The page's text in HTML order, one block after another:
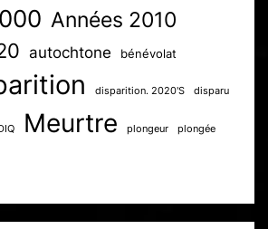
Années 2010
autochtone bénévolat
disparition. 2020'S disparu
Meurtre plongeur plongée